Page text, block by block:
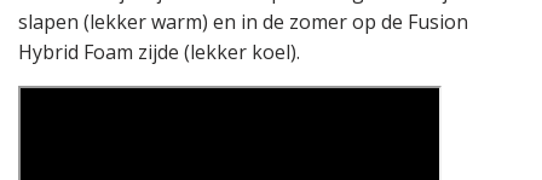
slapen (lekker warm) en in de zomer op de Fusion
Hybrid Foam zijde (lekker koel).